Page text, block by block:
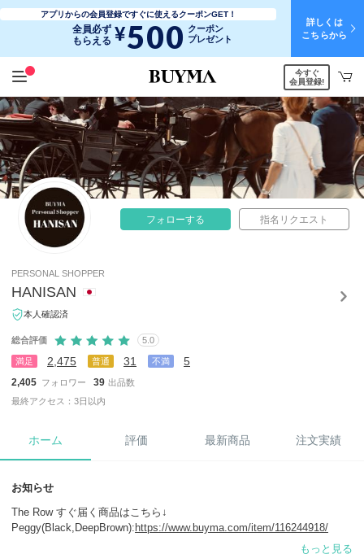
アプリからの会員登録ですぐに使えるクーポンGET！
全員必ず
もらえる ¥500 クーポン
プレゼント
詳しくは
こちらから
今すぐ
会員登録!
フォローする 指名リクエスト
PERSONAL SHOPPER
HANISAN
本人確認済
総合評価 5.0
満足 2,475 普通 31 不満 5
2,405 フォロワー 39 出品数
最終アクセス：3日以内
ホーム 評価 最新商品 注文実績
お知らせ
The Row すぐ届く商品はこちら↓
Peggy(Black,DeepBrown):https://www.buyma.com/item/116244918/
もっと見る